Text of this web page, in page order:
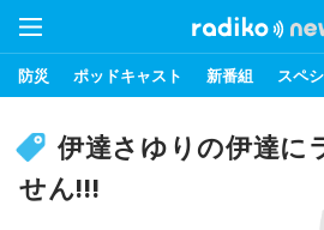
防災 ポッドキャスト 新番組 スペ
伊達さゆりの伊達に
せん!!!